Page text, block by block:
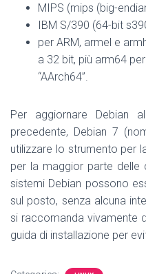
MIPS (mips (big-
IBM S/390 (64-bit
per ARM, armel e
a 32 bit, più arm64
“AArch64”.
Per aggiornare Debian
precedente, Debian 7
utilizzare lo strumento per
per la maggior parte delle
sistemi Debian possono
sul posto, senza alcuna
si raccomanda vivamente
guida di installazione per